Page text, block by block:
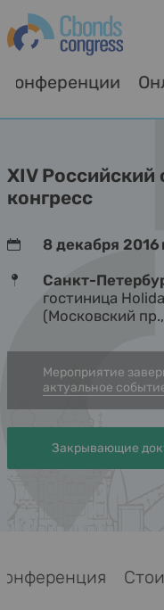
Конференции
XIV
конгресс
8 декабря 2016
Санкт-
гостиница
(Московский
Мероприятие
актуальное
Закрывающие
Конференция